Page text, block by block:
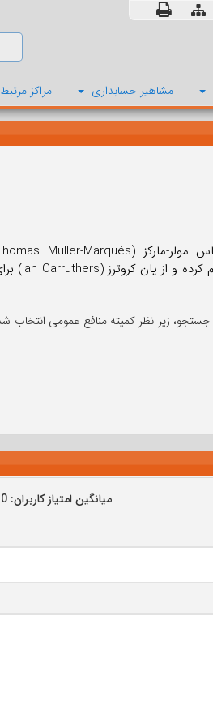
مشاهیر حسابداری مراکز مرتبط
میانگین امتیاز کاربران: 0.0 (0 رای)